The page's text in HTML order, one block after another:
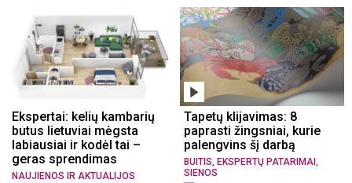
Ekspertai: kelių kambarių
butus lietuviai mėgsta
labiausiai ir kodėl tai –
geras sprendimas
NAUJIENOS IR AKTUALIJOS
Tapetų klijavimas: 8
paprasti žingsniai, kurie
palengvins šį darbą
BUITIS EKSPERTŲ PATARIMAI
SIENOS